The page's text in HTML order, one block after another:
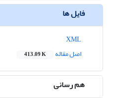
فایل ها
اصل مقاله
413.09 K
هم رسانی